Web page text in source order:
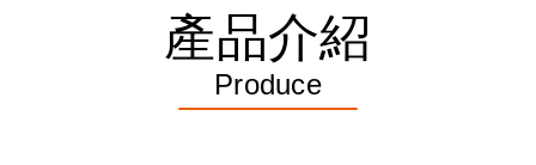
產品介紹
Produce